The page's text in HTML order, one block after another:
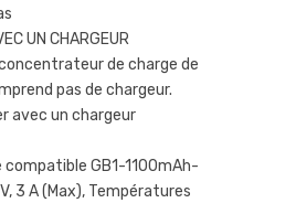
UN CHARGEUR
concentrateur de charge de
pas de chargeur.
avec un chargeur
compatible GB1-1100mAh-
3 A (Max), Températures